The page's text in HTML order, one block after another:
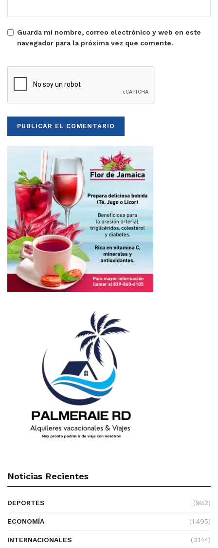
Guarda mi nombre, correo electrónico y web en este
navegador para la próxima vez que comente.
Noticias Recientes
DEPORTES (982)
ECONOMÍA (1.495)
INTERNACIONALES (3.144)